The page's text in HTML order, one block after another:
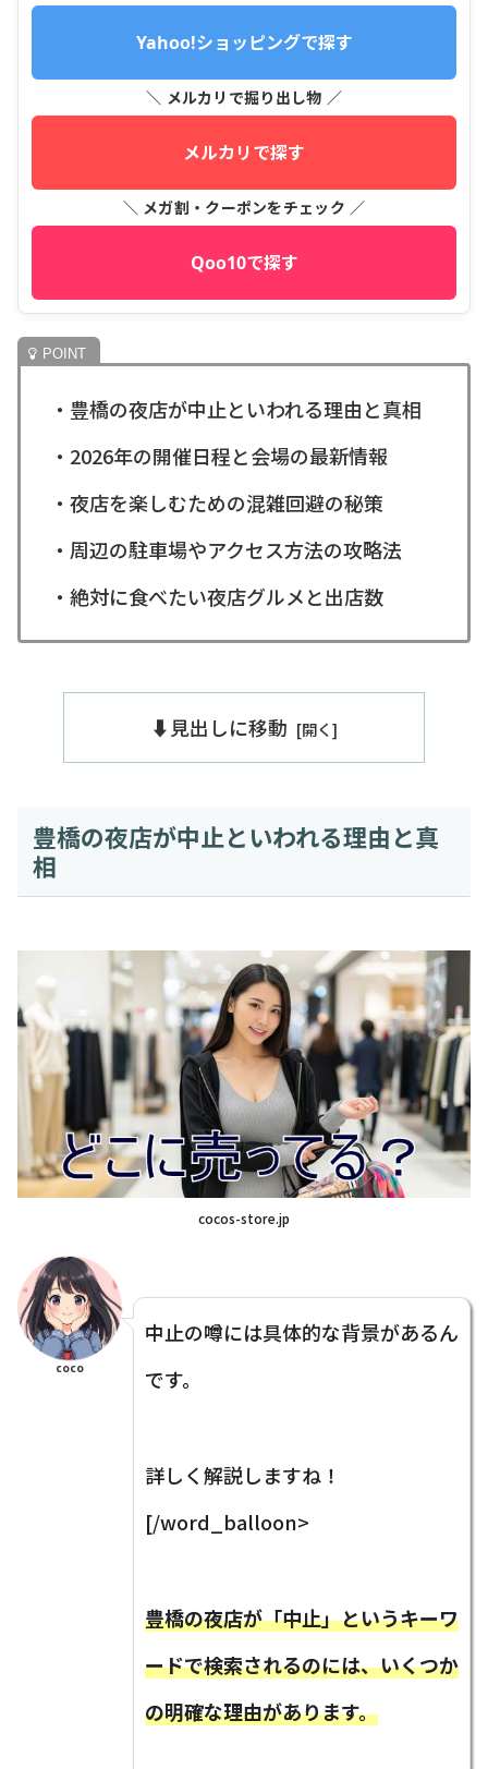
Yahoo!ショッピングで探す
＼ メルカリで掘り出し物 ／
メルカリで探す
＼ メガ割・クーポンをチェック ／
Qoo10で探す
・豊橋の夜店が中止といわれる理由と真相
・2026年の開催日程と会場の最新情報
・夜店を楽しむための混雑回避の秘策
・周辺の駐車場やアクセス方法の攻略法
・絶対に食べたい夜店グルメと出店数
⬇️見出しに移動
豊橋の夜店が中止といわれる理由と真
相
cocos-store.jp
coco
中止の噂には具体的な背景があるん
です。
詳しく解説しますね！
[/word_balloon>
豊橋の夜店が「中止」というキーワ
ードで検索されるのには、いくつか
の明確な理由があります。